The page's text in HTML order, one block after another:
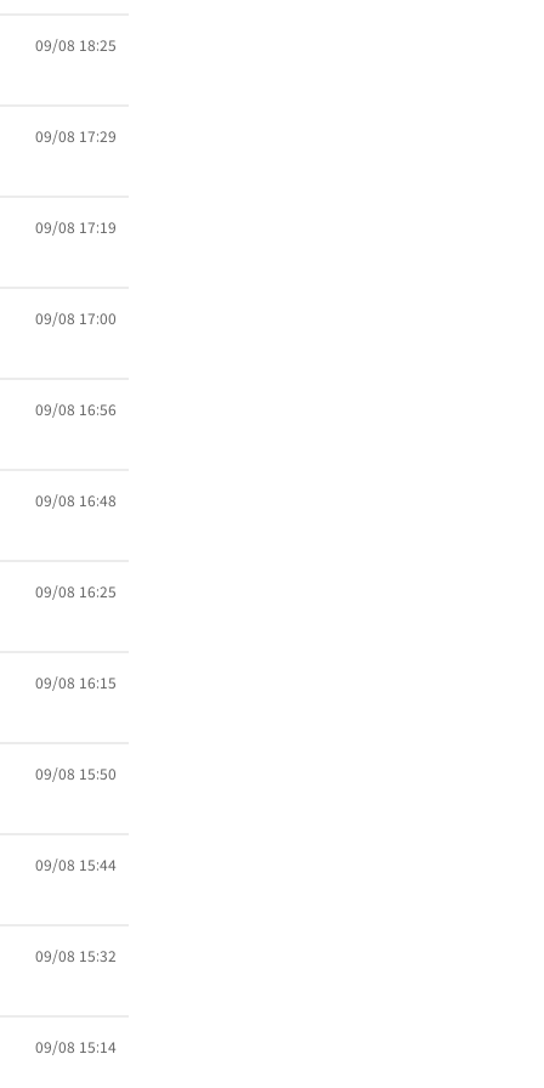
09/08 18:25
09/08 17:29
09/08 17:19
09/08 17:00
09/08 16:56
09/08 16:48
09/08 16:25
09/08 16:15
09/08 15:50
09/08 15:44
09/08 15:32
09/08 15:14